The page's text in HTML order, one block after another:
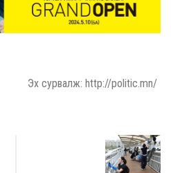
Эх сурвалж: http://politic.mn/